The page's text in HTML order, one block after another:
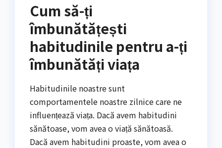
Cum să-ți
îmbunătățești
habitudinile pentru a-ți
îmbunătăți viața
Habitudinile noastre sunt
comportamentele noastre zilnice care ne
influențează viața. Dacă avem habitudini
sănătoase, vom avea o viață sănătoasă.
Dacă avem habitudini proaste, vom avea o